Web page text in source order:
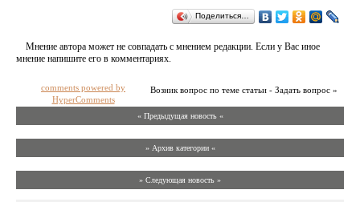
Поделиться…
Мнение автора может не совпадать с мнением редакции. Если у Вас иное
мнение напишите его в комментариях.
Возник вопрос по теме статьи - Задать вопрос »
comments powered by
HyperComments
« Предыдущая новость «
» Архив категории «
» Следующая новость »